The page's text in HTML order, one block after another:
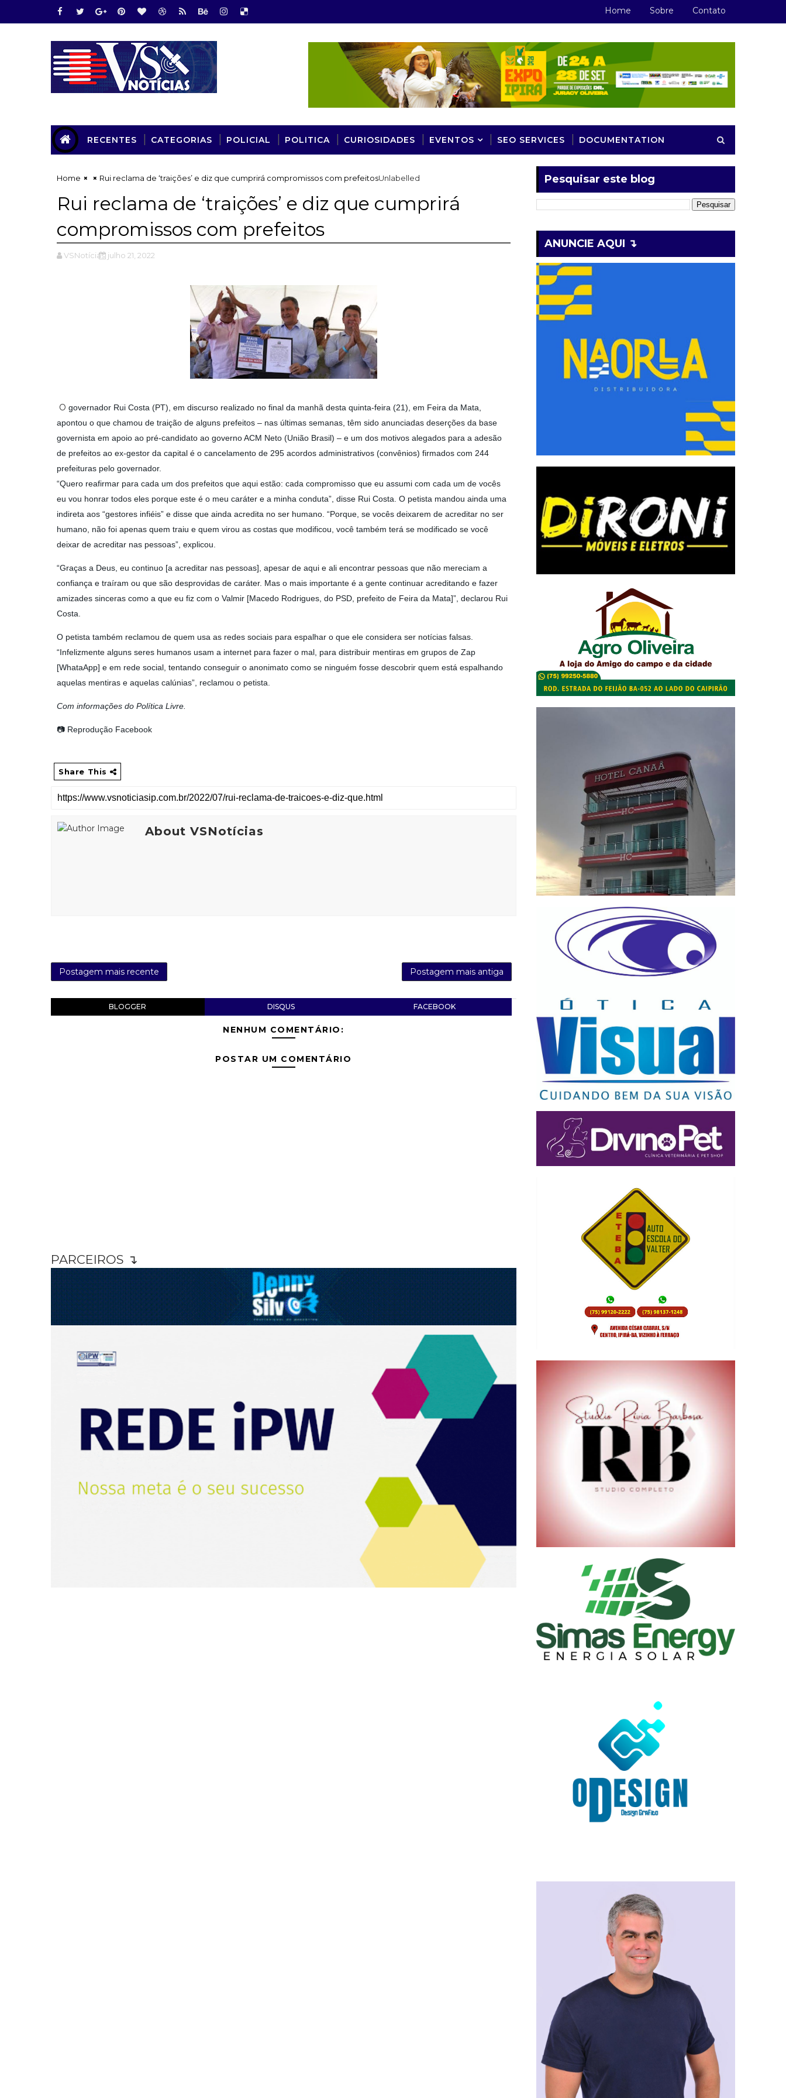
Home Sobre Contato
RECENTES CATEGORIAS POLICIAL POLITICA CURIOSIDADES EVENTOS SEO SERVICES DOCUMENTATION
Home Unlabelled
Rui reclama de ‘traições’ e diz que cumprirá compromissos com prefeitos
Rui reclama de ‘traições’ e diz que cumprirá
compromissos com prefeitos
VSNotícias julho 21, 2022
O governador Rui Costa (PT), em discurso realizado no final da manhã desta quinta-feira (21), em Feira da Mata,
apontou o que chamou de traição de alguns prefeitos – nas últimas semanas, têm sido anunciadas deserções da base
governista em apoio ao pré-candidato ao governo ACM Neto (União Brasil) – e um dos motivos alegados para a adesão
de prefeitos ao ex-gestor da capital é o cancelamento de 295 acordos administrativos (convênios) firmados com 244
prefeituras pelo governador.
“Quero reafirmar para cada um dos prefeitos que aqui estão: cada compromisso que eu assumi com cada um de vocês
eu vou honrar todos eles porque este é o meu caráter e a minha conduta”, disse Rui Costa. O petista mandou ainda uma
indireta aos “gestores infiéis” e disse que ainda acredita no ser humano. “Porque, se vocês deixarem de acreditar no ser
humano, não foi apenas quem traiu e quem virou as costas que modificou, você também terá se modificado se você
deixar de acreditar nas pessoas”, explicou.
“Graças a Deus, eu continuo [a acreditar nas pessoas], apesar de aqui e ali encontrar pessoas que não mereciam a
confiança e traíram ou que são desprovidas de caráter. Mas o mais importante é a gente continuar acreditando e fazer
amizades sinceras como a que eu fiz com o Valmir [Macedo Rodrigues, do PSD, prefeito de Feira da Mata]”, declarou Rui
Costa.
O petista também reclamou de quem usa as redes sociais para espalhar o que ele considera ser notícias falsas.
“Infelizmente alguns seres humanos usam a internet para fazer o mal, para distribuir mentiras em grupos de Zap
[WhataApp] e em rede social, tentando conseguir o anonimato como se ninguém fosse descobrir quem está espalhando
aquelas mentiras e aquelas calúnias”, reclamou o petista.
Com informações do Política Livre.
📷 Reprodução Facebook
Share This
About VSNotícias
Postagem mais recente Postagem mais antiga
BLOGGER DISQUS FACEBOOK
NENHUM COMENTÁRIO:
POSTAR UM COMENTÁRIO
PARCEIROS ↴
Pesquisar este blog
ANUNCIE AQUI ↴